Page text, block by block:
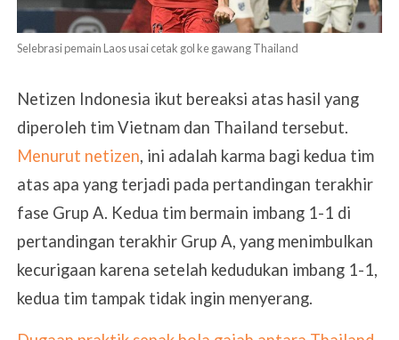
Selebrasi pemain Laos usai cetak gol ke gawang Thailand
Netizen Indonesia ikut bereaksi atas hasil yang
diperoleh tim Vietnam dan Thailand tersebut.
Menurut netizen, ini adalah karma bagi kedua tim
atas apa yang terjadi pada pertandingan terakhir
fase Grup A. Kedua tim bermain imbang 1-1 di
pertandingan terakhir Grup A, yang menimbulkan
kecurigaan karena setelah kedudukan imbang 1-1,
kedua tim tampak tidak ingin menyerang.